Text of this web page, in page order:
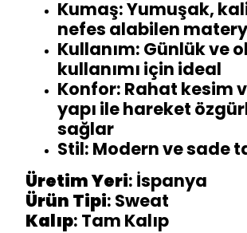
Kumaş: Yumuşak,
nefes alabilen
Kullanım: Günlük ve
kullanımı için ideal
Konfor: Rahat kesim
yapı ile hareket
sağlar
Stil: Modern ve sade
ÜretimYeri: İspanya
Ürün Tipi: Sweat
Kalıp: Tam Kalıp